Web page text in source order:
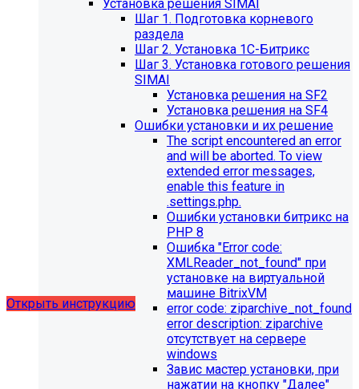
Обновления в разделе
"Педагогический состав"
Для готовых решений, использующих модуль SIMAI-
SF4: Сведения об образовательной организации
выпущено обновление 1.14.11, согласно которому в
разделе "Педагогический состав"
можно разместить документ и скрыть таблицы.
Открыть инструкцию
Установка решения SIMAI
Шаг 1. Подготовка корневого
раздела
Шаг 2. Установка 1С-Битрикс
Шаг 3. Установка готового решения
SIMAI
Установка решения на SF2
Установка решения на SF4
Ошибки установки и их решение
The script encountered an error
and will be aborted. To view
extended error messages,
enable this feature in
.settings.php.
Ошибки установки битрикс на
PHP 8
Ошибка "Error сode:
XMLReader_not_found" при
установке на виртуальной
машине BitrixVM
error сode: ziparchive_not_found
error description: ziparchive
отсутствует на сервере
windows
Завис мастер установки, при
нажатии на кнопку "Далее"